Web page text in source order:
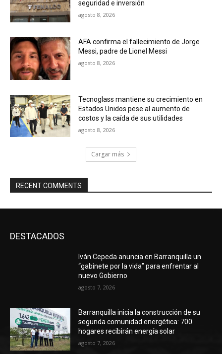
seguridad e inversión
agosto 8, 2026
AFA confirma el fallecimiento de Jorge
Messi, padre de Lionel Messi
agosto 8, 2026
Tecnoglass mantiene su crecimiento en
Estados Unidos pese al aumento de
costos y la caída de sus utilidades
agosto 8, 2026
Cargar más
RECENT COMMENTS
DESTACADOS
Iván Cepeda anuncia en Barranquilla un
“gabinete por la vida” para enfrentar al
nuevo Gobierno
agosto 7, 2026
Barranquilla inicia la construcción de su
segunda comunidad energética: 700
hogares recibirán energía solar
agosto 7, 2026